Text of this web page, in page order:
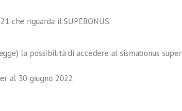
che riguarda il SUPEBONUS.
la possibilità di accedere al sismabonus super
al 30 giugno 2022.